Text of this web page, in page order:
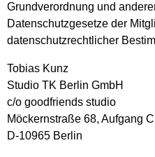
Grundverordnung und
Datenschutzgesetze der
datenschutzrechtlicher
Tobias Kunz
Studio TK Berlin GmbH
c/o goodfriends studio
Möckernstraße 68, Aufgang C
D-10965 Berlin